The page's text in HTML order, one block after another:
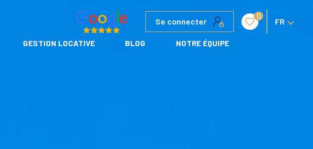
Se connecter
0
FR
GESTION LOCATIVE BLOG NOTRE ÉQUIPE